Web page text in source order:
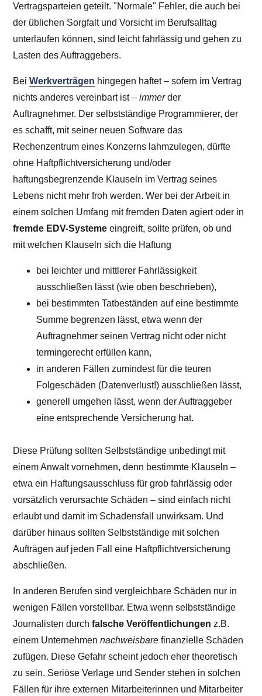
Vertragsparteien geteilt. "Normale" Fehler, die auch bei
der üblichen Sorgfalt und Vorsicht im Berufsalltag
unterlaufen können, sind leicht fahrlässig und gehen zu
Lasten des Auftraggebers.
BeiWerkverträgen hingegen haftet – sofern im Vertrag
nichts anderes vereinbart ist –immerder
Auftragnehmer. Der selbstständige Programmierer, der
es schafft, mit seiner neuen Software das
Rechenzentrum eines Konzerns lahmzulegen, dürfte
ohne Haftpflichtversicherung und/oder
haftungsbegrenzende Klauseln im Vertrag seines
Lebens nicht mehr froh werden. Wer bei der Arbeit in
einem solchen Umfang mit fremden Daten agiert oder in
fremde EDV-Systeme eingreift, sollte prüfen, ob und
mit welchen Klauseln sich die Haftung
bei leichter und mittlerer Fahrlässigkeit
ausschließen lässt (wie oben beschrieben),
bei bestimmten Tatbeständen auf eine bestimmte
Summe begrenzen lässt, etwa wenn der
Auftragnehmer seinen Vertrag nicht oder nicht
termingerecht erfüllen kann,
in anderen Fällen zumindest für die teuren
Folgeschäden (Datenverlust!) ausschließen lässt,
generell umgehen lässt, wenn der Auftraggeber
eine entsprechende Versicherung hat.
Diese Prüfung sollten Selbstständige unbedingt mit
einem Anwalt vornehmen, denn bestimmte Klauseln –
etwa ein Haftungsausschluss für grob fahrlässig oder
vorsätzlich verursachte Schäden – sind einfach nicht
erlaubt und damit im Schadensfall unwirksam. Und
darüber hinaus sollten Selbstständige mit solchen
Aufträgen auf jeden Fall eine Haftpflichtversicherung
abschließen.
In anderen Berufen sind vergleichbare Schäden nur in
wenigen Fällen vorstellbar. Etwa wenn selbstständige
Journalisten durchfalsche Veröffentlichungen z.B.
einem Unternehmennachweisbare finanzielle Schäden
zufügen. Diese Gefahr scheint jedoch eher theoretisch
zu sein. Seriöse Verlage und Sender stehen in solchen
Fällen für ihre externen Mitarbeiterinnen und Mitarbeiter